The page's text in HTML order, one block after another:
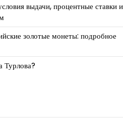
выдачи, процентные ставки и
золотые монеты: подробное